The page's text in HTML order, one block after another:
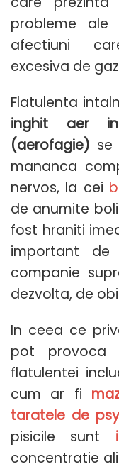
probleme
afectiuni
excesiva de
Flatulenta
inghit aer
(aerofagie) se
mananca
nervos, la cei
de anumite
fost hraniti
important
companie
dezvolta, de
In ceea ce
pot
flatulentei
cum ar fi
taratele de
pisicile sunt
concentratie